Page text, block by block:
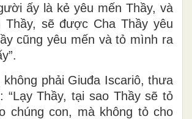
ấy là kẻ yêu mến Thầy, và
Thầy, sẽ được Cha Thầy yêu
cũng yêu mến và tỏ mình ra
không phải Giuđa Iscariô, thưa
“Lạy Thầy, tại sao Thầy sẽ tỏ
chúng con, mà không tỏ cho